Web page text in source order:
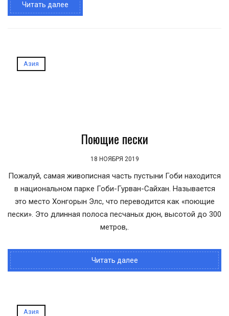
Читать далее
Азия
Поющие пески
18 НОЯБРЯ 2019
Пожалуй, самая живописная часть пустыни Гоби находится
в национальном парке Гоби-Гурван-Сайхан. Называется
это место Хонгорын Элс, что переводится как «поющие
пески». Это длинная полоса песчаных дюн, высотой до 300
метров,.
Читать далее
Азия